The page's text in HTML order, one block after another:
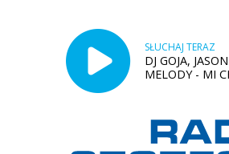
SŁUCHAJ TERAZ
DJ GOJA,
MELODY - MI